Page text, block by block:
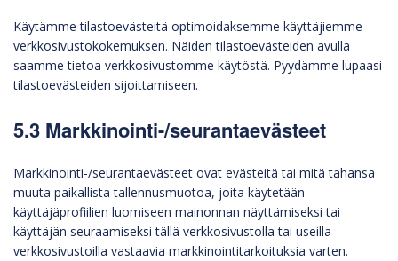
Käytämme tilastoevästeitä optimoidaksemme käyttäjiemme
verkkosivustokokemuksen. Näiden tilastoevästeiden avulla
saamme tietoa verkkosivustomme käytöstä. Pyydämme lupaasi
tilastoevästeiden sijoittamiseen.
5.3 Markkinointi-/seurantaevästeet
Markkinointi-/seurantaevästeet ovat evästeitä tai mitä tahansa
muuta paikallista tallennusmuotoa, joita käytetään
käyttäjäprofiilien luomiseen mainonnan näyttämiseksi tai
käyttäjän seuraamiseksi tällä verkkosivustolla tai useilla
verkkosivustoilla vastaavia markkinointitarkoituksia varten.